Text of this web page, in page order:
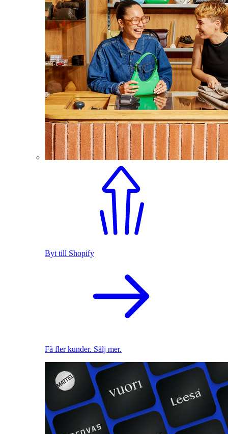
Byt till Shopify
Få fler kunder. Sälj mer.